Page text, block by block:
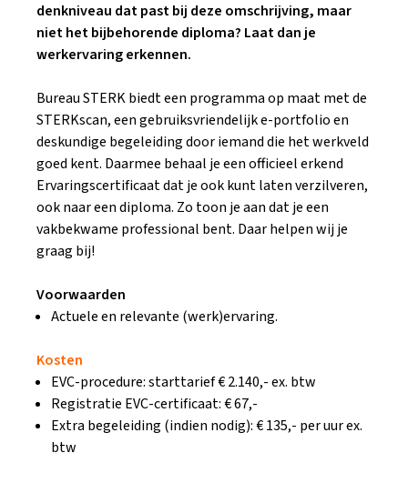
denkniveau dat past bij deze omschrijving, maar
niet het bijbehorende diploma? Laat dan je
werkervaring erkennen.
Bureau STERK biedt een programma op maat met de
STERKscan, een gebruiksvriendelijk e-portfolio en
deskundige begeleiding door iemand die het werkveld
goed kent. Daarmee behaal je een officieel erkend
Ervaringscertificaat dat je ook kunt laten verzilveren,
ook naar een diploma. Zo toon je aan dat je een
vakbekwame professional bent. Daar helpen wij je
graag bij!
Voorwaarden
Actuele en relevante (werk)ervaring.
Kosten
EVC-procedure: starttarief € 2.140,- ex. btw
Registratie EVC-certificaat: € 67,-
Extra begeleiding (indien nodig): € 135,- per uur ex.
btw